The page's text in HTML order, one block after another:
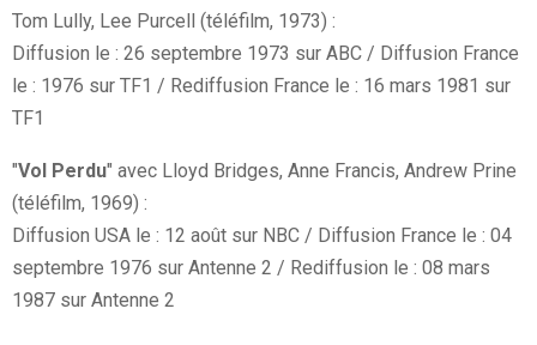
Tom Lully, Lee Purcell (téléfilm, 1973) :
Diffusion le : 26 septembre 1973 sur ABC / Diffusion France
le : 1976 sur TF1 / Rediffusion France le : 16 mars 1981 sur
TF1
"Vol Perdu" avec Lloyd Bridges, Anne Francis, Andrew Prine
(téléfilm, 1969) :
Diffusion USA le : 12 août sur NBC / Diffusion France le : 04
septembre 1976 sur Antenne 2 / Rediffusion le : 08 mars
1987 sur Antenne 2